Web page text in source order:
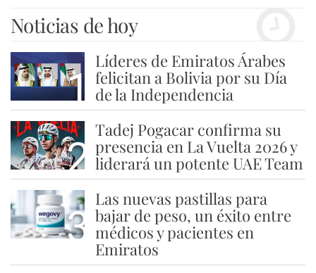
Noticias de hoy
1
Líderes de Emiratos Árabes
felicitan a Bolivia por su Día
de la Independencia
2
Tadej Pogacar confirma su
presencia en La Vuelta 2026 y
liderará un potente UAE Team
3
Las nuevas pastillas para
bajar de peso, un éxito entre
médicos y pacientes en
Emiratos